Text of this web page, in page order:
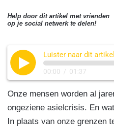
Help door dit artikel met vrienden
op je social netwerk te delen!
Luister naar dit artikel
00:00 / 01:37
Onze mensen worden al
ongeziene asielcrisis. En
In plaats van onze grenzen